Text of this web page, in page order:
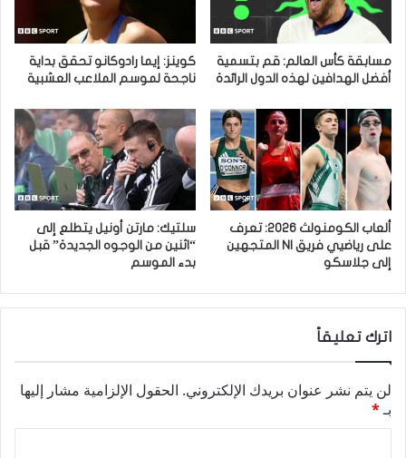
مسابقة كأس العالم: قم بتسمية
أفضل الهدافين لهذه الدول الرائدة
كوينز: إيما رادوكانو تحقق بداية
ناجحة لموسم الملاعب العشبية
ألعاب الكومنولث 2026: تعرف
على رياضيي فريق NI المتجهين
إلى جلاسكو
سلتيك: مارتن أونيل يتطلع إلى
“اثنين من الوجوه الجديدة” قبل
بدء الموسم
اترك تعليقاً
لن يتم نشر عنوان بريدك الإلكتروني. الحقول الإلزامية مشار إليها
بـ*